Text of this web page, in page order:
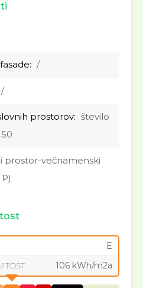
/
/
prostorov: število
prostor-večnamenski
E
106 kWh/m2a